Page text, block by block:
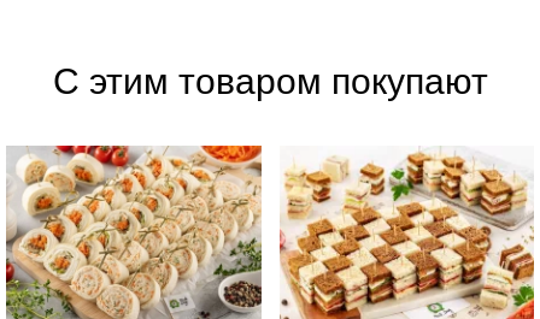
С этим товаром покупают